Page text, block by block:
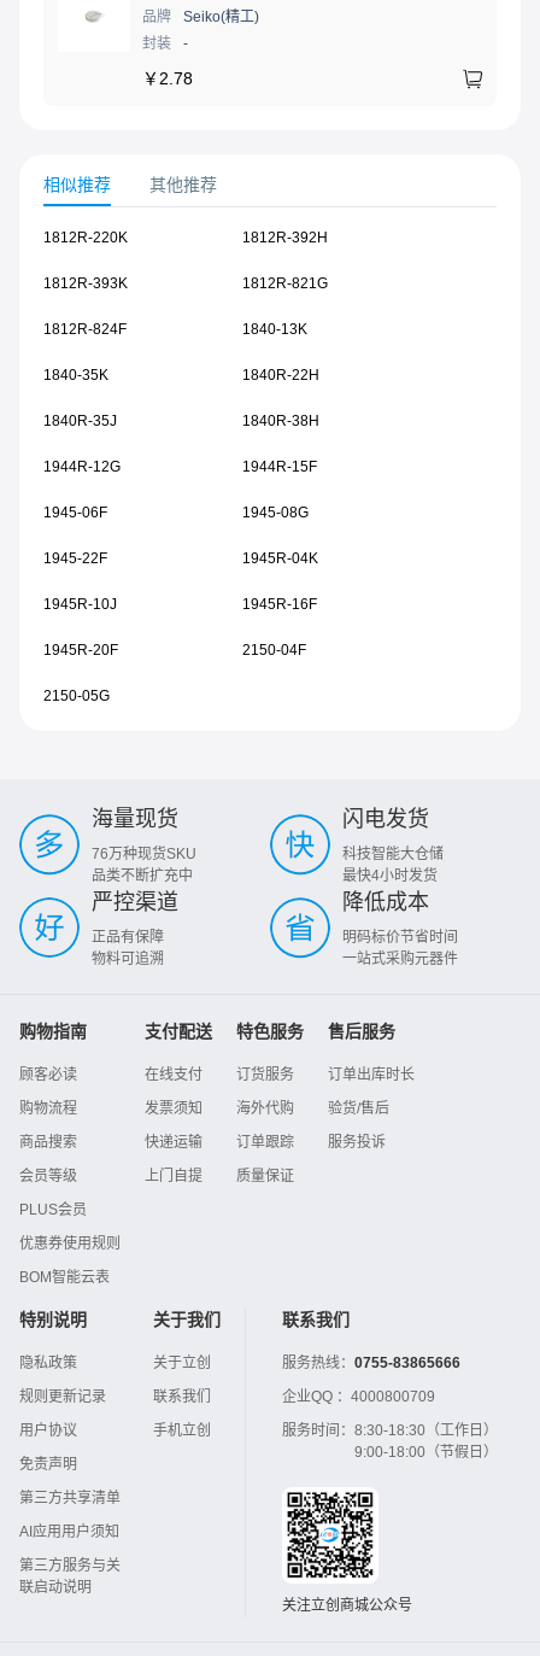
品牌
Seiko(精工)
封装
-
￥ 2.78
相似推荐 其他推荐
1812R-220K 1812R-392H
1812R-393K 1812R-821G
1812R-824F 1840-13K
1840-35K 1840R-22H
1840R-35J 1840R-38H
1944R-12G 1944R-15F
1945-06F 1945-08G
1945-22F 1945R-04K
1945R-10J 1945R-16F
1945R-20F 2150-04F
2150-05G
海量现货
76万种现货SKU
品类不断扩充中
闪电发货
科技智能大仓储
最快4小时发货
严控渠道
正品有保障
物料可追溯
降低成本
明码标价节省时间
一站式采购元器件
购物指南
顾客必读
购物流程
商品搜索
会员等级
PLUS会员
优惠券使用规则
BOM智能云表
支付配送
在线支付
发票须知
快递运输
上门自提
特色服务
订货服务
海外代购
订单跟踪
质量保证
售后服务
订单出库时长
验货/售后
服务投诉
特别说明
隐私政策
规则更新记录
用户协议
免责声明
第三方共享清单
AI应用用户须知
第三方服务与关
联启动说明
关于我们
关于立创
联系我们
手机立创
联系我们
服务热线： 0755-83865666
企业QQ ： 4000800709
服务时间： 8:30-18:30（工作日）
9:00-18:00（节假日）
关注立创商城公众号